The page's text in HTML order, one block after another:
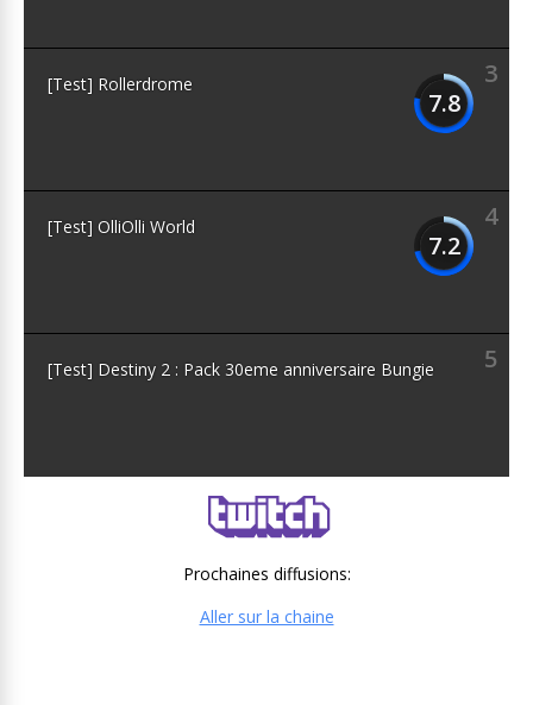
3
7.8
[Test] Rollerdrome
4
7.2
[Test] OlliOlli World
5
[Test] Destiny 2 : Pack 30eme anniversaire Bungie
Prochaines diffusions:
Aller sur la chaine